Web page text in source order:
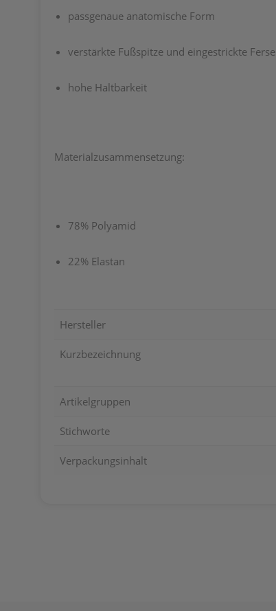
passgenaue anatomische Form
verstärkte Fußspitze und eingestrickte Ferse
hohe Haltbarkeit
Materialzusammensetzung:
78% Polyamid
22% Elastan
Hersteller
Kurzbezeichnung
Artikelgruppen
Stichworte
Verpackungsinhalt